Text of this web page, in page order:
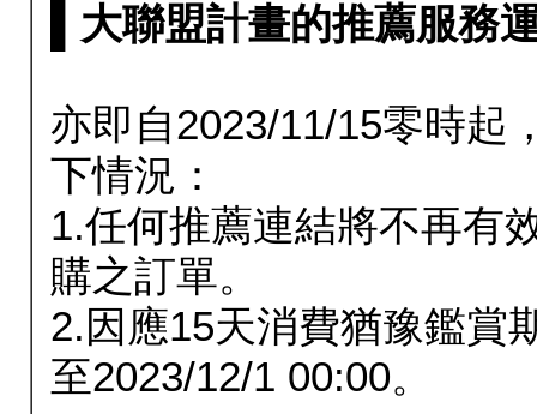
▌大聯盟計畫的推薦服務
亦即自2023/11/15零時起
下情況：
1.任何推薦連結將不再有
購之訂單。
2.因應15天消費猶豫鑑賞
至2023/12/1 00:00。